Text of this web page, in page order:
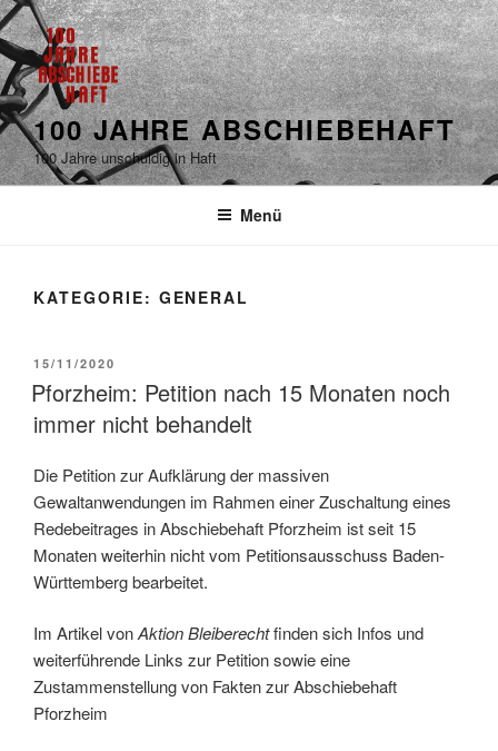
100 JAHRE ABSCHIEBEHAFT
100 Jahre unschuldig in Haft
Menü
KATEGORIE: GENERAL
15/11/2020
Pforzheim: Petition nach 15 Monaten noch
immer nicht behandelt
Die Petition zur Aufklärung der massiven
Gewaltanwendungen im Rahmen einer Zuschaltung eines
Redebeitrages in Abschiebehaft Pforzheim ist seit 15
Monaten weiterhin nicht vom Petitionsausschuss Baden-
Württemberg bearbeitet.
Im Artikel vonAktion Bleiberechtfinden sich Infos und
weiterführende Links zur Petition sowie eine
Zustammenstellung von Fakten zur Abschiebehaft
Pforzheim